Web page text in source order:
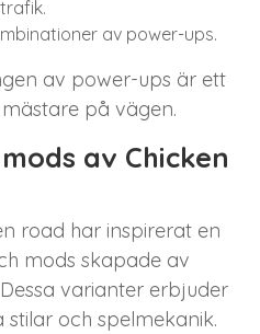
av power-ups.
av power-ups är ett
på vägen.
av Chicken
road har inspirerat en
mods skapade av
varianter erbjuder
stilar och spelmekanik.